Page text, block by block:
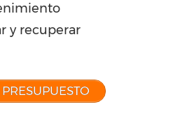
y recuperar